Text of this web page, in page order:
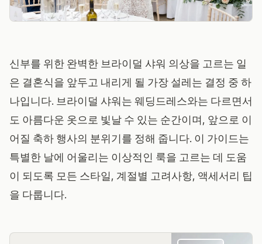
신부를 위한 완벽한 브라이덜 샤워 의상을 고르는 일
은 결혼식을 앞두고 내리게 될 가장 설레는 결정 중 하
나입니다. 브라이덜 샤워는 웨딩드레스와는 다르면서
도 아름다운 옷으로 빛날 수 있는 순간이며, 앞으로 이
어질 축하 행사의 분위기를 정해 줍니다. 이 가이드는
특별한 날에 어울리는 이상적인 룩을 고르는 데 도움
이 되도록 모든 스타일, 계절별 고려사항, 액세서리 팁
을 다룹니다.